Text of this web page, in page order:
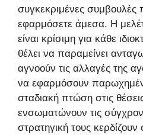
συγκεκριμένες συμβουλές
εφαρμόσετε άμεσα. Η
είναι κρίσιμη για κάθε
θέλει να παραμείνει
αγνοούν τις αλλαγές της
να εφαρμόσουν
σταδιακή πτώση στις
ενσωματώνουν τις
στρατηγική τους